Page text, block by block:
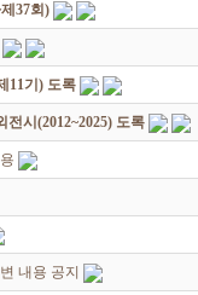
37회)
11기) 도록
시(2012~2025) 도록
내용 공지